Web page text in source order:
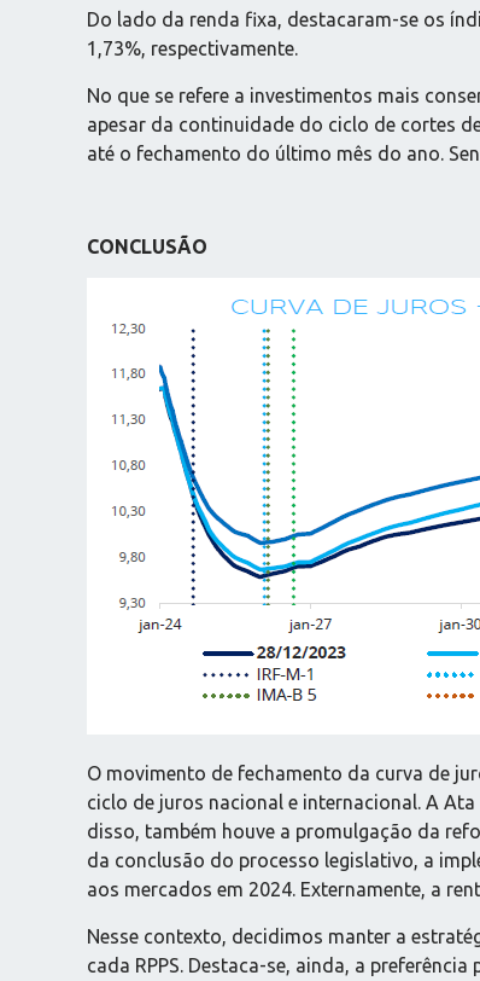
Do lado da renda fixa, destacaram-se os
1,73%, respectivamente.
No que se refere a investimentos mais
apesar da continuidade do ciclo de cortes
até o fechamento do último mês do ano.
CONCLUSÃO
O movimento de fechamento da curva de
ciclo de juros nacional e internacional. A
disso, também houve a promulgação da
da conclusão do processo legislativo, a
aos mercados em 2024. Externamente, a
Nesse contexto, decidimos manter a
cada RPPS. Destaca-se, ainda, a